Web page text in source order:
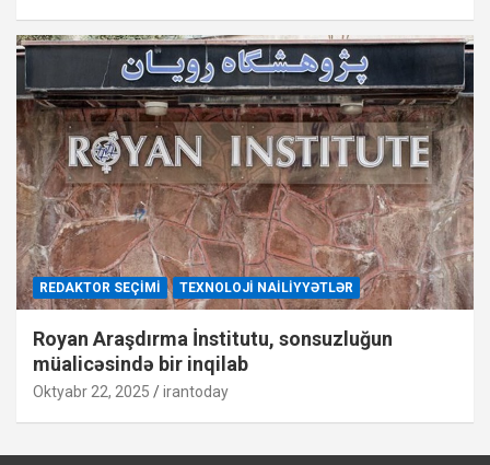
REDAKTOR SEÇIMI TEXNOLOJI NAILIYYƏTLƏR
Royan Araşdırma İnstitutu, sonsuzluğun
müalicəsində bir inqilab
Oktyabr 22, 2025 irantoday